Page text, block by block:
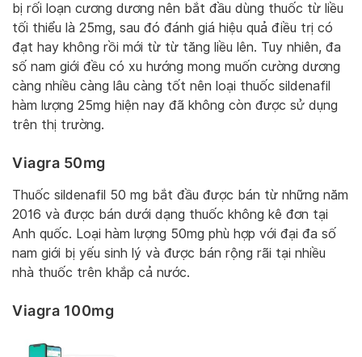
bị rối loạn cương dương nên bắt đầu dùng thuốc từ liều
tối thiểu là 25mg, sau đó đánh giá hiệu quả điều trị có
đạt hay không rồi mới từ từ tăng liều lên. Tuy nhiên, đa
số nam giới đều có xu hướng mong muốn cường dương
càng nhiều càng lâu càng tốt nên loại thuốc sildenafil
hàm lượng 25mg hiện nay đã không còn được sử dụng
trên thị trường.
Viagra 50mg
Thuốc sildenafil 50 mg bắt đầu được bán từ những năm
2016 và được bán dưới dạng thuốc không kê đơn tại
Anh quốc. Loại hàm lượng 50mg phù hợp với đại đa số
nam giới bị yếu sinh lý và được bán rộng rãi tại nhiều
nhà thuốc trên khắp cả nước.
Viagra 100mg